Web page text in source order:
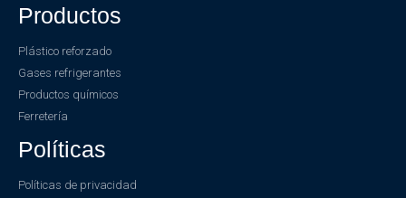
Productos
Plástico reforzado
Gases refrigerantes
Productos químicos
Ferretería
Políticas
Políticas de privacidad